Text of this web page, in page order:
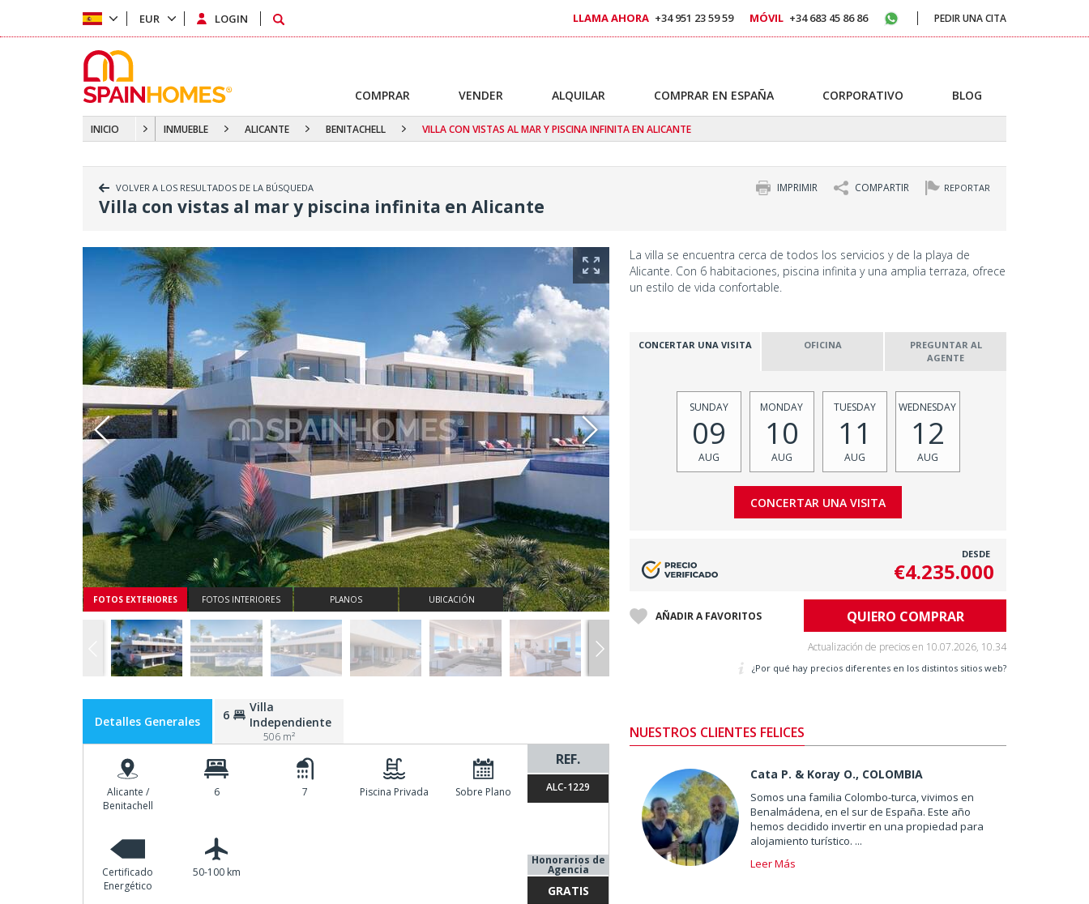
INICIO INMUEBLE ALICANTE BENITACHELL VILLA CON VISTAS AL MAR Y PISCINA INFINITA EN ALICANTE
VOLVER A LOS RESULTADOS DE LA BÚSQUEDA REPORTAR
COMPARTIR
IMPRIMIR
Villa con vistas al mar y piscina infinita en Alicante
FOTOS EXTERIORES FOTOS INTERIORES PLANOS UBICACIÓN
Detalles Generales 6
Villa
Independiente
506 m²
REF.
ALC-1229
Honorarios de
Agencia
GRATIS
Alicante /
Benitachell
6 7 Piscina Privada Sobre Plano
Certificado
Energético
50-100 km
La villa se encuentra cerca de todos los servicios y de la playa de
Alicante. Con 6 habitaciones, piscina infinita y una amplia terraza, ofrece
un estilo de vida confortable.
CONCERTAR UNA VISITA OFICINA
PREGUNTAR AL
AGENTE
SUNDAY
09
AUG
MONDAY
10
AUG
TUESDAY
11
AUG
WEDNESDAY
12
AUG
DESDE
€4.235.000
AÑADIR A FAVORITOS QUIERO COMPRAR
Actualización de precios en 10.07.2026, 10.34
¿Por qué hay precios diferentes en los distintos sitios web?
NUESTROS CLIENTES FELICES
Cata P. & Koray O., COLOMBIA
Somos una familia Colombo-turca, vivimos en
Benalmádena, en el sur de España. Este año
hemos decidido invertir en una propiedad para
alojamiento turístico. ...
Leer Más
EUR LOGIN LLAMA AHORA +34 951 23 59 59 MÓVIL +34 683 45 86 86 PEDIR UNA CITA
COMPRAR VENDER ALQUILAR COMPRAR EN ESPAÑA CORPORATIVO BLOG